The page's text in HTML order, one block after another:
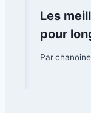
Les
pour
Par